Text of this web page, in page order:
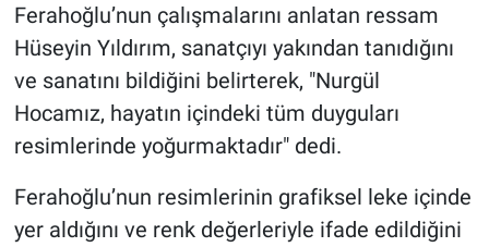
Ferahoğlu’nun çalışmalarını anlatan ressam
Hüseyin Yıldırım, sanatçıyı yakından tanıdığını
ve sanatını bildiğini belirterek, "Nurgül
Hocamız, hayatın içindeki tüm duyguları
resimlerinde yoğurmaktadır" dedi.
Ferahoğlu’nun resimlerinin grafiksel leke içinde
yer aldığını ve renk değerleriyle ifade edildiğini